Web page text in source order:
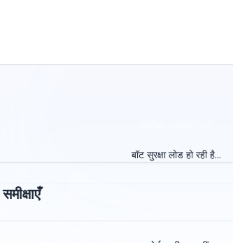
बॉट सुरक्षा लोड हो रही है...
समीक्षाएँ